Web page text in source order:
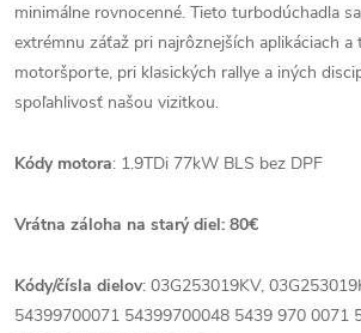
minimálne rovnocenné. Tieto turbodúchadla
extrémnu záťaž pri najrôznejších aplikáciach a
motoršporte, pri klasických rallye a iných
spoľahlivosť našou vizitkou.
Kódy motora: 1.9TDi 77kW BLS bez DPF
Vrátna záloha na starý diel: 80€
Kódy/čísla dielov: 03G253019KV,
54399700071 54399700048 5439 970 0071